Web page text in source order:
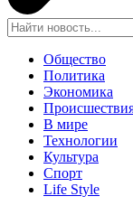
Общество
Политика
Экономика
В мире
Технологии
Культура
Спорт
Life Style